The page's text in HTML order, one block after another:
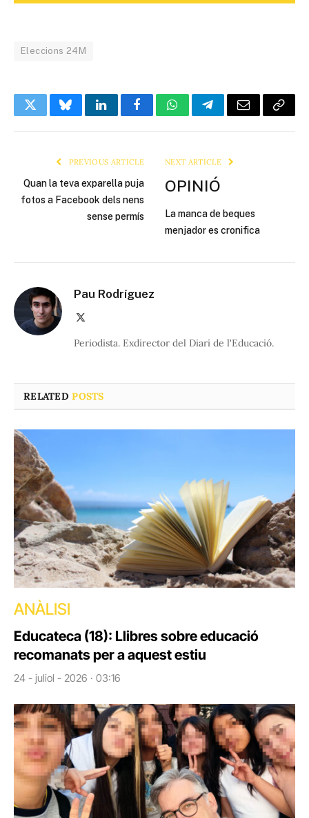
Eleccions 24M
TwitterBlueskyLinkedInFacebookWhatsAppTelegramEmail Copy
PREVIOUS ARTICLE
Quan la teva exparella puja
fotos a Facebook dels nens
sense permís
NEXT ARTICLE
OPINIÓ
La manca de beques
menjador es cronifica
Pau Rodríguez
Periodista. Exdirector del Diari de l'Educació.
RELATEDPOSTS
ANÀLISI
Educateca (18): Llibres sobre educació
recomanats per a aquest estiu
24 - juliol - 2026 · 03:16